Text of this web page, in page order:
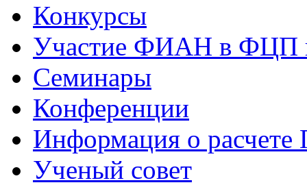
Конкурсы
Участие ФИАН в ФЦП
Семинары
Конференции
Информация о
Ученый совет